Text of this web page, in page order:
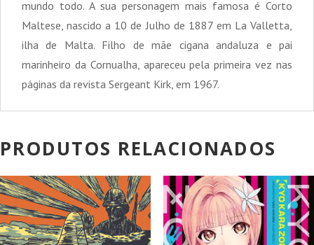
mundo todo. A sua personagem mais famosa é Corto
Maltese, nascido a 10 de Julho de 1887 em La Valletta,
ilha de Malta. Filho de mãe cigana andaluza e pai
marinheiro da Cornualha, apareceu pela primeira vez nas
páginas da revista Sergeant Kirk, em 1967.
PRODUTOS RELACIONADOS
PROMOÇÃO! PROMOÇÃO!